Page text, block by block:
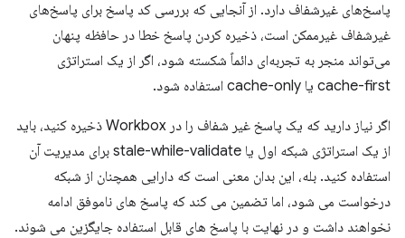
پاسخ‌های غیرشفاف دارد. از آنجایی که بررسی کد پاسخ برای پاسخ‌های
غیرشفاف غیرممکن است، ذخیره کردن پاسخ خطا در حافظه پنهان
می‌تواند منجر به تجربه‌ای دائماً شکسته شود، اگر از یک استراتژی
cache-first یا cache-only استفاده شود.
اگر نیاز دارید که یک پاسخ غیر شفاف را در Workbox ذخیره کنید، باید
از یک استراتژی شبکه اول یا stale-while-validate برای مدیریت آن
استفاده کنید. بله، این بدان معنی است که دارایی همچنان از شبکه
درخواست می شود، اما تضمین می کند که پاسخ های ناموفق ادامه
نخواهند داشت و در نهایت با پاسخ های قابل استفاده جایگزین می شوند.